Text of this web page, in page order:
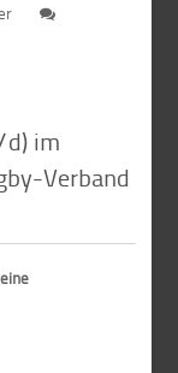
im
Verband